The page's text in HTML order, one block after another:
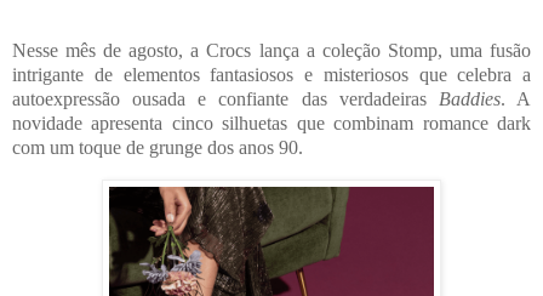
Nesse mês de agosto, a Crocs lança a coleção Stomp, uma fusão
intrigante de elementos fantasiosos e misteriosos que celebra a
autoexpressão ousada e confiante das verdadeiras Baddies. A
novidade apresenta cinco silhuetas que combinam romance dark
com um toque de grunge dos anos 90.